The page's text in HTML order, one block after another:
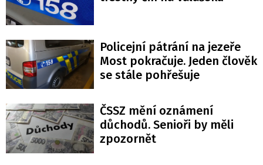
Policejní pátrání na jezeře
Most pokračuje. Jeden člověk
se stále pohřešuje
ČSSZ mění oznámení
důchodů. Senioři by měli
zpozornět